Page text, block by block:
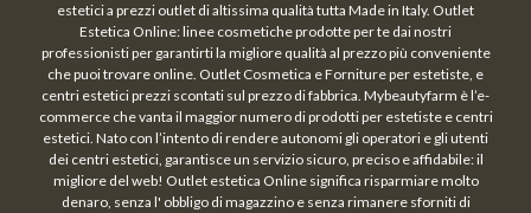
estetici a prezzi outlet di altissima qualità tutta Made in Italy. Outlet
Estetica Online: linee cosmetiche prodotte per te dai nostri
professionisti per garantirti la migliore qualità al prezzo più conveniente
che puoi trovare online. Outlet Cosmetica e Forniture per estetiste, e
centri estetici prezzi scontati sul prezzo di fabbrica. Mybeautyfarm è l’e-
commerce che vanta il maggior numero di prodotti per estetiste e centri
estetici. Nato con l’intento di rendere autonomi gli operatori e gli utenti
dei centri estetici, garantisce un servizio sicuro, preciso e affidabile: il
migliore del web! Outlet estetica Online significa risparmiare molto
denaro, senza l' obbligo di magazzino e senza rimanere sforniti di